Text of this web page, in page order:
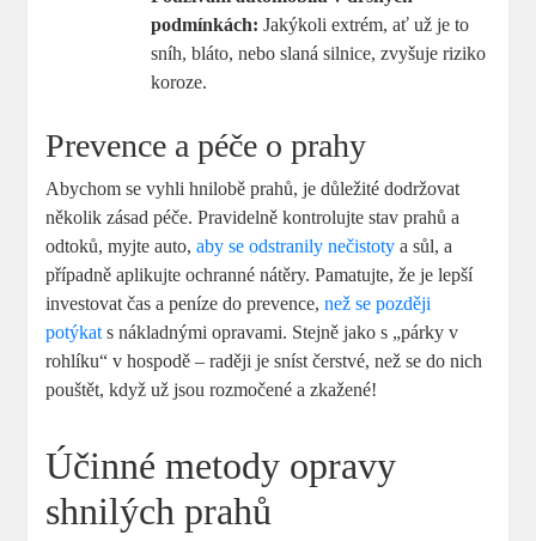
podmínkách: Jakýkoli extrém, ať už je to
sníh, bláto, nebo slaná silnice, zvyšuje riziko
koroze.
Prevence a péče o prahy
Abychom se vyhli hnilobě prahů, je důležité dodržovat
několik zásad péče. Pravidelně kontrolujte stav prahů a
odtoků, myjte auto,aby se odstranily nečistoty a sůl, a
případně aplikujte ochranné nátěry. Pamatujte, že je lepší
investovat čas a peníze do prevence,než se později
potýkat s nákladnými opravami. Stejně jako s „párky v
rohlíku“ v hospodě – raději je sníst čerstvé, než se do nich
pouštět, když už jsou rozmočené a zkažené!
Účinné metody opravy
shnilých prahů